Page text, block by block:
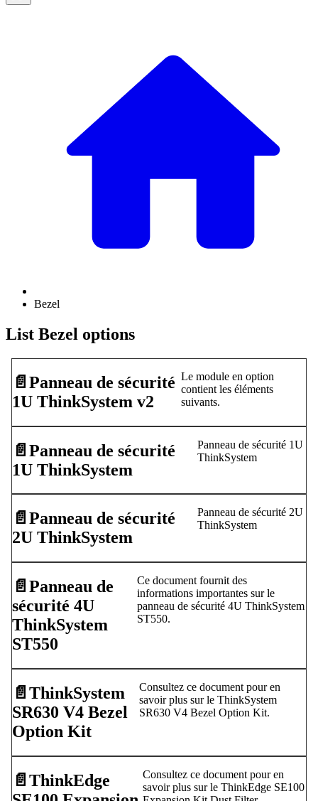
Bezel
List Bezel options
📄️ Panneau de sécurité
1U ThinkSystem v2
Le module en option
contient les éléments
suivants.
📄️ Panneau de sécurité
1U ThinkSystem
Panneau de sécurité 1U
ThinkSystem
📄️ Panneau de sécurité
2U ThinkSystem
Panneau de sécurité 2U
ThinkSystem
📄️ Panneau de
sécurité 4U
ThinkSystem
ST550
Ce document fournit des
informations importantes sur le
panneau de sécurité 4U ThinkSystem
ST550.
📄️ ThinkSystem
SR630 V4 Bezel
Option Kit
Consultez ce document pour en
savoir plus sur le ThinkSystem
SR630 V4 Bezel Option Kit.
📄️ ThinkEdge
Consultez ce document pour en
savoir plus sur le ThinkEdge SE100